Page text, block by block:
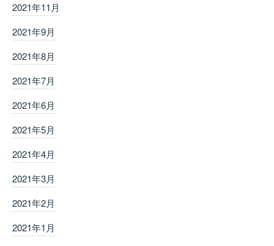
2021年11月
2021年9月
2021年8月
2021年7月
2021年6月
2021年5月
2021年4月
2021年3月
2021年2月
2021年1月